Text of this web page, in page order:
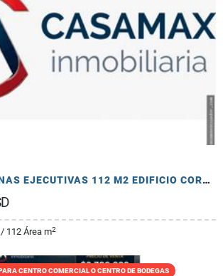
ARRIENDO OFICINAS EJECUTIVAS 112 M2 EDIFICIO CORPORATIVO
112 Área m2
CENTRO COMERCIAL O CENTRO DE BODEGAS